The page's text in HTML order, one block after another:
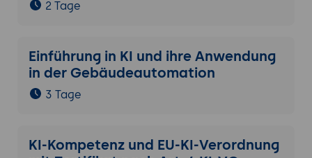
2 Tage
Einführung in KI und ihre Anwendung
in der Gebäudeautomation
3 Tage
KI-Kompetenz und EU-KI-Verordnung